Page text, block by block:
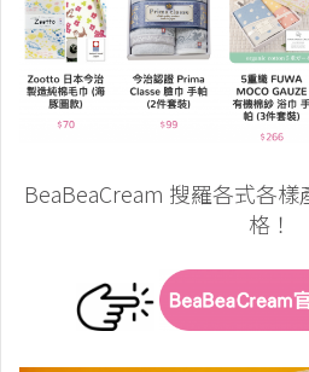
BeaBeaCream 搜羅各式各
格！